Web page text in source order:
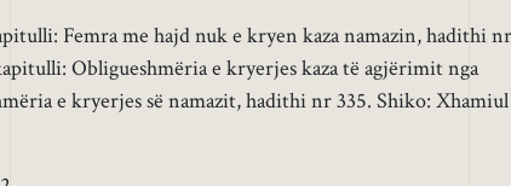
Femra me hajd nuk e kryen kaza namazin, hadithi nr
Obligueshmëria e kryerjes kaza të agjërimit nga
e kryerjes së namazit, hadithi nr 335. Shiko: Xhamiul